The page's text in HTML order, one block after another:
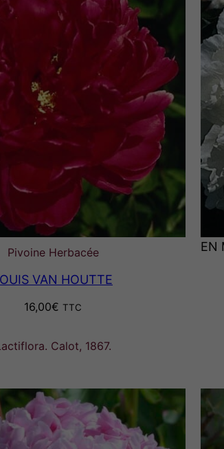
Pivoine Herbacée
VAN HOUTTE
16,00€ TTC
Calot, 1867.
EN